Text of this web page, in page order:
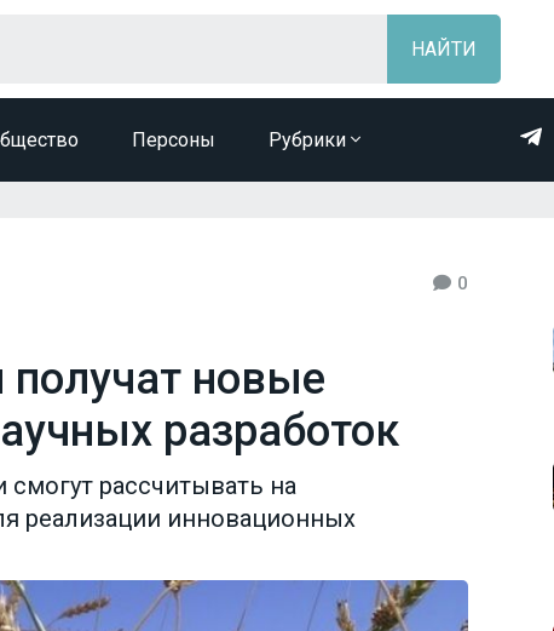
Персоны Рубрики
0
получат новые
разработок
смогут рассчитывать на
реализации инновационных